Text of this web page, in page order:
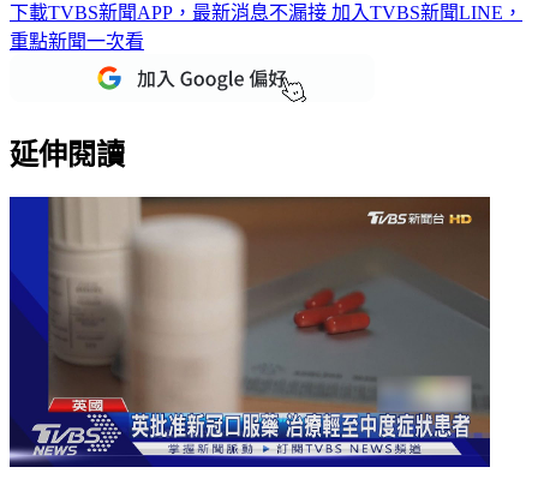
下載TVBS新聞APP，最新消息不漏接 加入TVBS新聞LINE，
重點新聞一次看
延伸閱讀